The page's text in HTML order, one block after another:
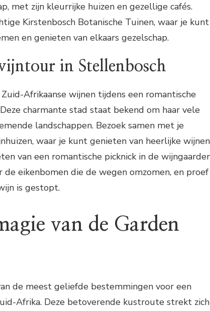
met zijn kleurrijke huizen en gezellige cafés.
Kirstenbosch Botanische Tuinen, waar je kunt
en genieten van elkaars gezelschap.
in Stellenbosch
Afrikaanse wijnen tijdens een romantische
charmante stad staat bekend om haar vele
landschappen. Bezoek samen met je
waar je kunt genieten van heerlijke wijnen
van een romantische picknick in de
eikenbomen die de wegen omzomen, en proef
is gestopt.
van de Garden
de meest geliefde bestemmingen voor een
Afrika. Deze betoverende kustroute strekt zich